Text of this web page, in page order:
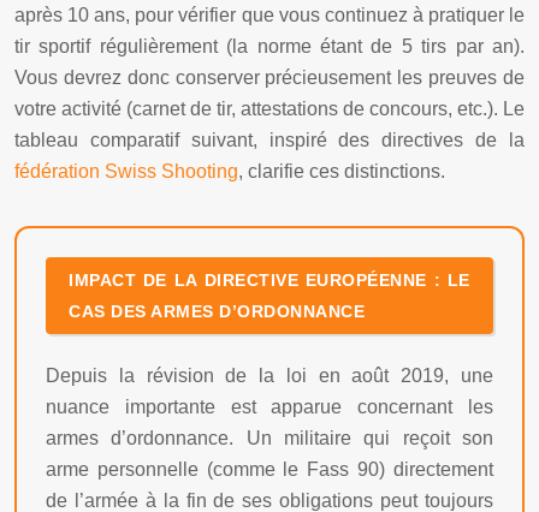
après 10 ans, pour vérifier que vous continuez à pratiquer le
tir sportif régulièrement (la norme étant de 5 tirs par an).
Vous devrez donc conserver précieusement les preuves de
votre activité (carnet de tir, attestations de concours, etc.). Le
tableau comparatif suivant, inspiré des directives de la
fédération Swiss Shooting, clarifie ces distinctions.
IMPACT DE LA DIRECTIVE EUROPÉENNE : LE
CAS DES ARMES D’ORDONNANCE
Depuis la révision de la loi en août 2019, une
nuance importante est apparue concernant les
armes d’ordonnance. Un militaire qui reçoit son
arme personnelle (comme le Fass 90) directement
de l’armée à la fin de ses obligations peut toujours